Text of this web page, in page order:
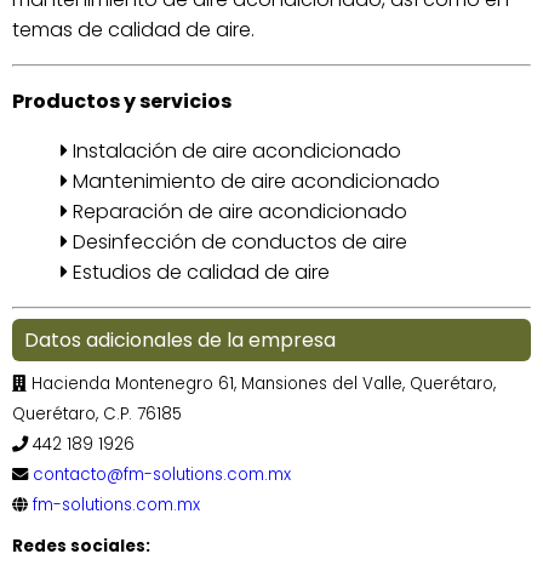
temas de calidad de aire.
Productos y servicios
Instalación de aire acondicionado
Mantenimiento de aire acondicionado
Reparación de aire acondicionado
Desinfección de conductos de aire
Estudios de calidad de aire
Datos adicionales de la empresa
Hacienda Montenegro 61, Mansiones del Valle, Querétaro,
Querétaro, C.P. 76185
442 189 1926
contacto@fm-solutions.com.mx
fm-solutions.com.mx
Redes sociales: